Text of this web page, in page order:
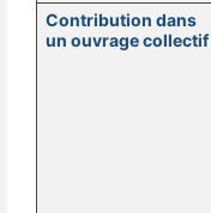
Contribution dans
un ouvrage collectif